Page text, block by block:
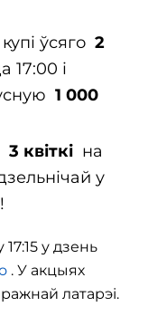
ўсяго 2
17:00 і
1 000
3 квіткі на
у
!
у дзень
. У акцыях
латарэі.